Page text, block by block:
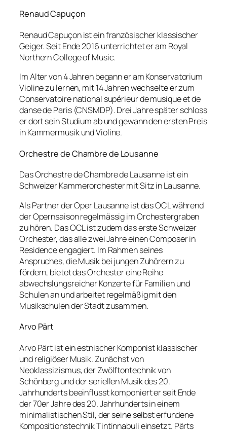
Renaud Capuçon
Renaud Capuçon ist ein französischer klassischer
Geiger. Seit Ende 2016 unterrichtet er am Royal
Northern College of Music.
Im Alter von 4 Jahren begann er am Konservatorium
Violine zu lernen, mit 14 Jahren wechselte er zum
Conservatoire national supérieur de musique et de
danse de Paris (CNSMDP). Drei Jahre später schloss
er dort sein Studium ab und gewann den ersten Preis
in Kammermusik und Violine.
Orchestre de Chambre de Lousanne
Das Orchestre de Chambre de Lausanne ist ein
Schweizer Kammerorchester mit Sitz in Lausanne.
Als Partner der Oper Lausanne ist das OCL während
der Opernsaison regelmässig im Orchestergraben
zu hören. Das OCL ist zudem das erste Schweizer
Orchester, das alle zwei Jahre einen Composer in
Residence engagiert. Im Rahmen seines
Anspruches, die Musik bei jungen Zuhörern zu
fördern, bietet das Orchester eine Reihe
abwechslungsreicher Konzerte für Familien und
Schulen an und arbeitet regelmäßig mit den
Musikschulen der Stadt zusammen.
Arvo Pärt
Arvo Pärt ist ein estnischer Komponist klassischer
und religiöser Musik. Zunächst von
Neoklassizismus, der Zwölftontechnik von
Schönberg und der seriellen Musik des 20.
Jahrhunderts beeinflusst komponiert er seit Ende
der 70er Jahre des 20. Jahrhunderts in einem
minimalistischen Stil, der seine selbst erfundene
Kompositionstechnik Tintinnabuli einsetzt. Pärts